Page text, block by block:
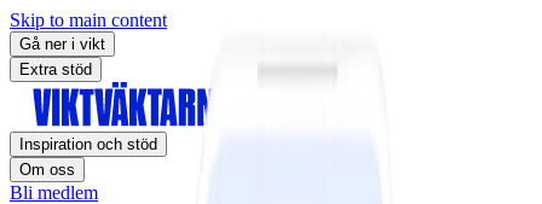
Skip to main content
Gå ner i vikt
Extra stöd
Inspiration och stöd
Om oss
Bli medlem